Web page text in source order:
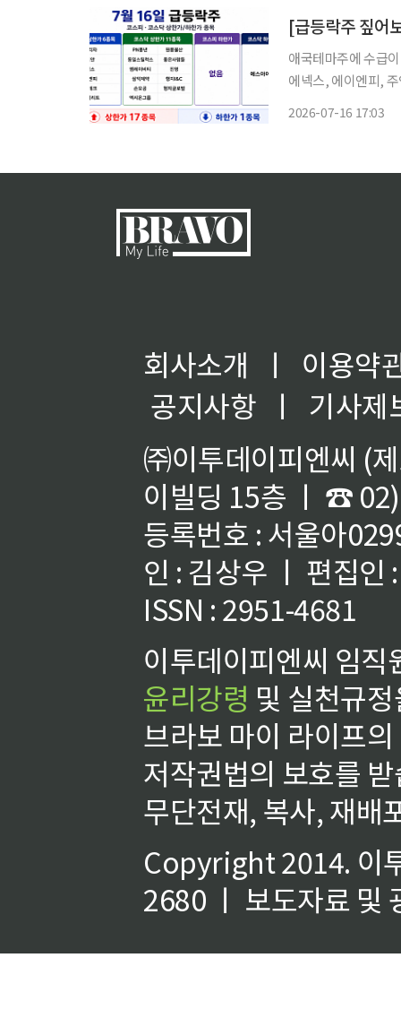
애국테마주에 수급
에넥스, 에이엔피,
2026-07-16 17:03
회사소개 ㅣ
이용약
공지사항
ㅣ
기사제
㈜이투데이피엔씨 (
이빌딩 15층 ㅣ ☎
등록번호 : 서울아
인 : 김상우 ㅣ 편집인
ISSN : 2951-4681
이투데이피엔씨 임
윤리강령 및 실천규
브라보 마이 라이프
저작권법의 보호를
무단전재, 복사, 재배
Copyright 2014. 이
2680 ㅣ 보도자료